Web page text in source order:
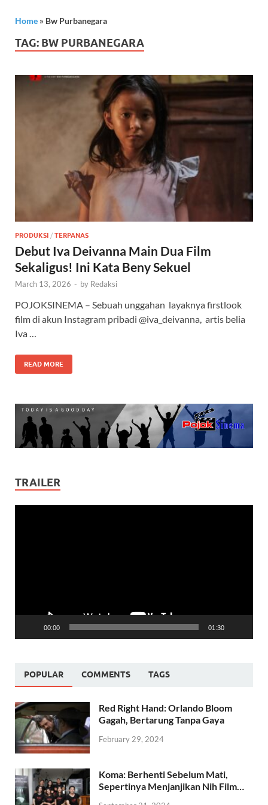
Home » Bw Purbanegara
TAG: BW PURBANEGARA
PRODUKSI / TERPANAS
Debut Iva Deivanna Main Dua Film
Sekaligus! Ini Kata Beny Sekuel
March 13, 2026 - by Redaksi
POJOKSINEMA – Sebuah unggahan layaknya firstlook
film di akun Instagram pribadi @iva_deivanna, artis belia
Iva …
READ MORE
TRAILER
00:00 01:30
POPULAR COMMENTS TAGS
Red Right Hand: Orlando Bloom
Gagah, Bertarung Tanpa Gaya
February 29, 2024
Koma: Berhenti Sebelum Mati,
Sepertinya Menjanjikan Nih Film…